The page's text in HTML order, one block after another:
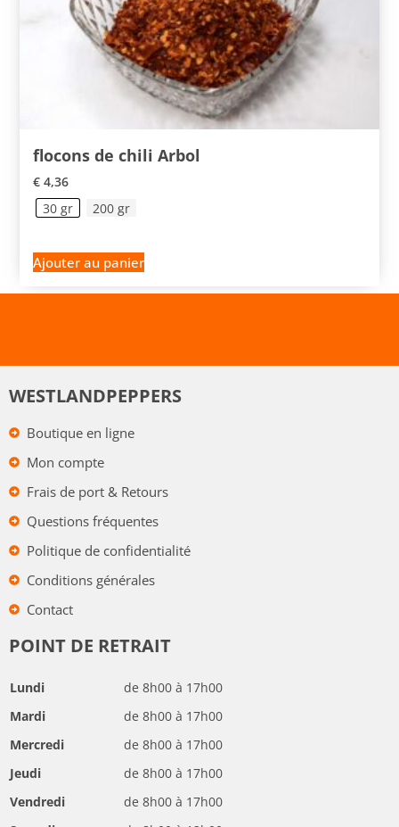
flocons de chili Arbol
€ 4,36
30 gr
200 gr
Ajouter au panier
WESTLANDPEPPERS
Boutique en ligne
Mon compte
Frais de port & Retours
Questions fréquentes
Politique de confidentialité
Conditions générales
Contact
POINT DE RETRAIT
Lundi
de 8h00 à 17h00
Mardi
de 8h00 à 17h00
Mercredi
de 8h00 à 17h00
Jeudi
de 8h00 à 17h00
Vendredi
de 8h00 à 17h00